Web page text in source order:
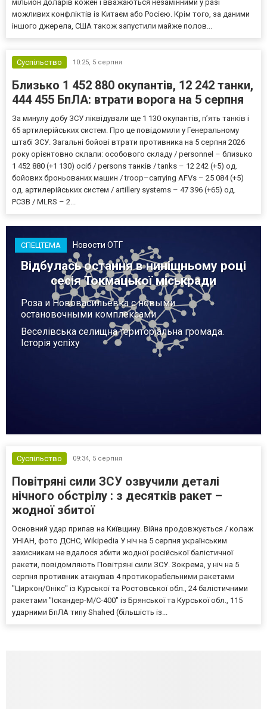
мільйон доларів кожен і вважаються незамінними у разі
можливих конфліктів із Китаєм або Росією. Крім того, за даними
іншого джерела, США також запустили майже полов...
Суспільство 10:25, 5 серпня
Близько 1 452 880 окупантів, 12 242 танки,
444 455 БпЛА: втрати ворога на 5 серпня
За минулу добу ЗСУ ліквідували ще 1 130 окупантів, пʼять танків і
65 артилерійських систем. Про це повідомили у Генеральному
штабі ЗСУ. Загальні бойові втрати противника на 5 серпня 2026
року орієнтовно склали: особового складу / personnel – близько
1 452 880 (+1 130) осіб / persons танків / tanks – 12 242 (+5) од.
бойових броньованих машин / troop–carrying AFVs – 25 084 (+5)
од. артилерійських систем / artillery systems – 47 396 (+65) од.
РСЗВ / MLRS – 2...
СПЕЦТЕМА Новости ОТГ
Відбулась остання в нинішньому році
сесія Токмацької міськради
Роза и Нововасильевка с новыми
остановочными комплексами
Веселівська селищна територіальна громада.
Історія успіху
Суспільство 09:34, 5 серпня
Повітряні сили ЗСУ озвучили деталі
нічного обстрілу : з десятків ракет –
жодної збитої
Основний удар припав на Київщину. Війна продовжується / колаж
УНІАН, фото ДСНС, Wikipedia У ніч на 5 серпня українським
захисникам не вдалося збити жодної російської балістичної
ракети, повідомляють Повітряні сили ЗСУ. Зокрема, у ніч на 5
серпня противник атакував 4 протикорабельними ракетами
"Циркон/Онікс" із Курської та Ростовської обл., 24 балістичними
ракетами "Іскандер-М/С-400" із Брянської та Курської обл., 115
ударними БпЛА типу Shahed (більшість із...